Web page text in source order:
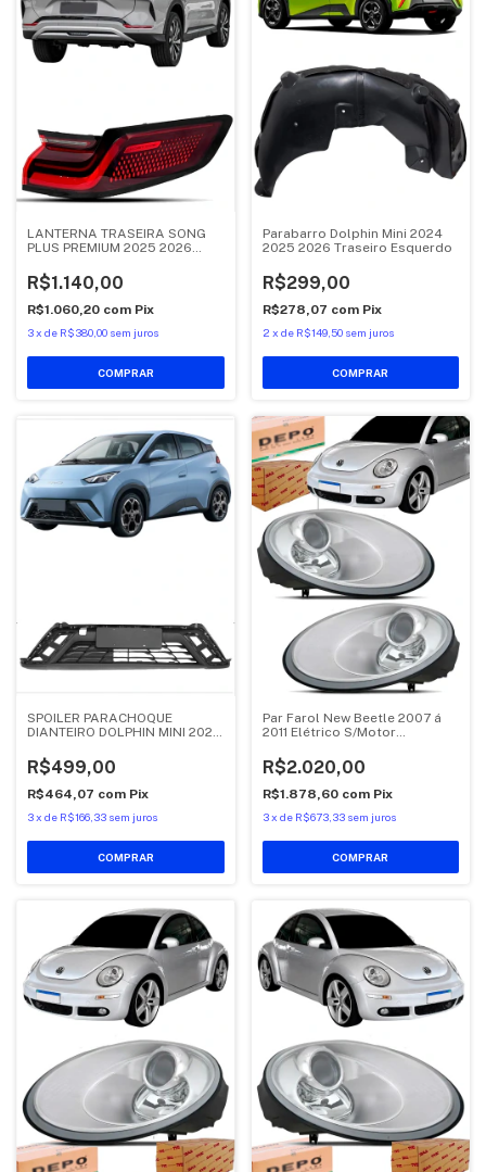
LANTERNA TRASEIRA SONG
PLUS PREMIUM 2025 2026
R$1.140,00
R$1.060,20 com Pix
3x de R$380,00 sem juros
Parabarro Dolphin Mini 2024
2025 2026 Traseiro Esquerdo
R$299,00
R$278,07 com Pix
2 x de R$149,50 sem juros
SPOILER PARACHOQUE
DIANTEIRO DOLPHIN MINI 2024
R$499,00
R$464,07 com Pix
3x de R$166,33 sem juros
Par Farol New Beetle 2007 á
2011 Elétrico S/Motor
R$2.020,00
R$1.878,60 com Pix
3 x de R$673,33 sem juros